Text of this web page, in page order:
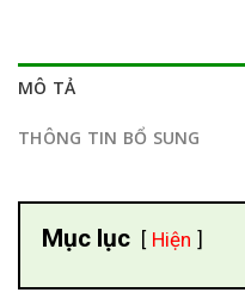
MÔ TẢ
THÔNG TIN BỔ SUNG
Mục lục Hiện